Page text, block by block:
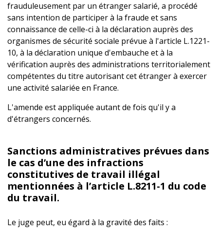
frauduleusement par un étranger salarié, a procédé
sans intention de participer à la fraude et sans
connaissance de celle-ci à la déclaration auprès des
organismes de sécurité sociale prévue à l'article L.1221-
10, à la déclaration unique d'embauche et à la
vérification auprès des administrations territorialement
compétentes du titre autorisant cet étranger à exercer
une activité salariée en France.
L'amende est appliquée autant de fois qu'il y a
d'étrangers concernés.
Sanctions administratives prévues dans
le cas d’une des infractions
constitutives de travail illégal
mentionnées à l’article L.8211-1 du code
du travail.
Le juge peut, eu égard à la gravité des faits :